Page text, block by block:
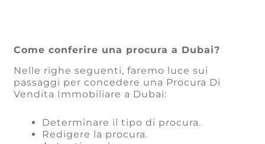
Come conferire una procura a Dubai?
Nelle righe seguenti, faremo luce sui
passaggi per concedere una Procura Di
Vendita Immobiliare a Dubai:
Determinare il tipo di procura.
Redigere la procura.